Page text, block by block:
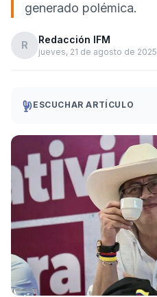
generado polémica.
R Redacción IFM
jueves, 21 de agosto de 2025
ESCUCHAR ARTÍCULO